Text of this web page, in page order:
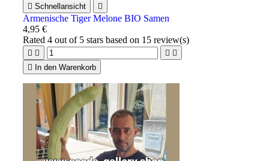
 Schnellansicht 
Armenische Tiger Melone BIO Samen
4,95 €
Rated4 out of 5 stars based on 15 review(s)
   

In den Warenkorb